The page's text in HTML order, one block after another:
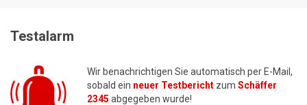
Testalarm
Wir benachrichtigen Sie automatisch per E-Mail,
sobald ein neuer Testbericht zum Schäffer
2345 abgegeben wurde!